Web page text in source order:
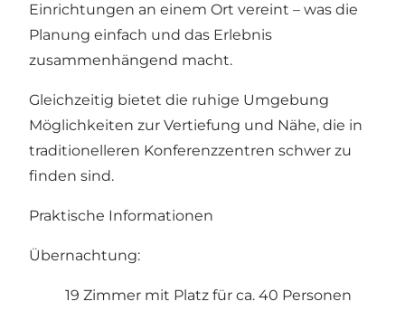
Einrichtungen an einem Ort vereint – was die
Planung einfach und das Erlebnis
zusammenhängend macht.
Gleichzeitig bietet die ruhige Umgebung
Möglichkeiten zur Vertiefung und Nähe, die in
traditionelleren Konferenzzentren schwer zu
finden sind.
Praktische Informationen
Übernachtung:
19 Zimmer mit Platz für ca. 40 Personen